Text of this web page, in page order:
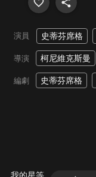
演員 史蒂芬席格
導演 柯尼維克斯曼
編劇 史蒂芬席格